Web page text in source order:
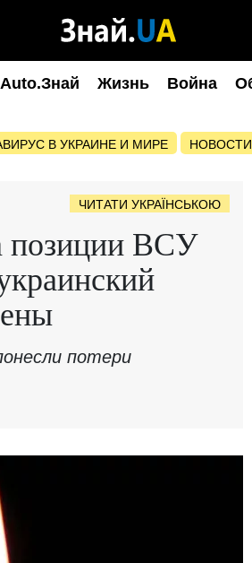
Auto.Знай Жизнь Война
В УКРАИНЕ И МИРЕ
ЧИТАТИ УКРАЇНСЬКОЮ
позиции ВСУ
потери